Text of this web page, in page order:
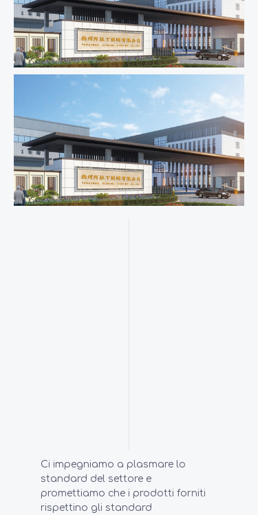
Ci impegniamo a plasmare lo
standard del settore e
promettiamo che i prodotti forniti
rispettino gli standard